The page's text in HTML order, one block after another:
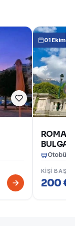
01 Ekim
Otobüs
KIŞI BAŞI
200 €